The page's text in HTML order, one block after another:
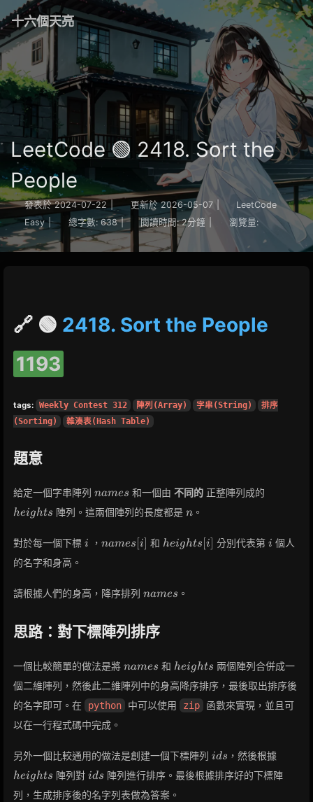
十六個天亮
LeetCode 🟢 2418. Sort the
People
發表於 2024-07-22 | 更新於 2026-05-07
LeetCode
Easy | 總字數: 638 | 閱讀時間: 2分鐘 瀏覽量:
🔗 🟢 2418. Sort the People
1193
tags: Weekly Contest 312 陣列(Array) 字串(String)
排序
(Sorting)
雜湊表(Hash Table)
題意
給定一個字串陣列 names
names 和一個由 不同的 正整陣列成的
heights 陣列。這兩個陣列的長度都是 n
n。
對於每一個下標 i
i ， names[i]
names i 和 heights[i]
heights i 分別代表第 i
i 個人
的名字和身高。
請根據人們的身高，降序排列 names
names 。
思路：對下標陣列排序
一個比較簡單的做法是將 names
names 和 heights
heights 兩個陣列合併成一
個二維陣列，然後此二維陣列中的身高降序排序，最後取出排序後
的名字即可。在
python 中可以使用 zip
函數來實現，並且可
以在一行程式碼中完成。
另外一個比較通用的做法是創建一個下標陣列 ids
ids ，然後根據
heights 陣列對 ids
ids 陣列進行排序。最後根據排序好的下標陣
列，生成排序後的名字列表做為答案。